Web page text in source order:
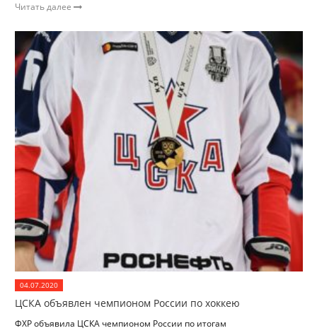
Читать далее
04.07.2020
ЦСКА объявлен чемпионом России по хоккею
ФХР объявила ЦСКА чемпионом России по итогам